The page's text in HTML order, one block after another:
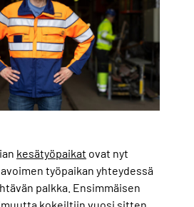
kesätyöpaikat ovat nyt
työpaikan yhteydessä
palkka. Ensimmäisen